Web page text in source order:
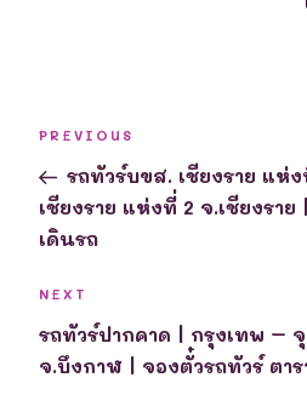
Previous
Post
PREVIOUS
รถทัวร์บขส. เชียงราย แห่
เชียงราย แห่งที่ 2 จ.เชียงราย
เดินรถ
Next
Post
NEXT
รถทัวร์ปากคาด | กรุงเทพ –
จ.บึงกาฬ | จองตั๋วรถทัวร์ ตาร